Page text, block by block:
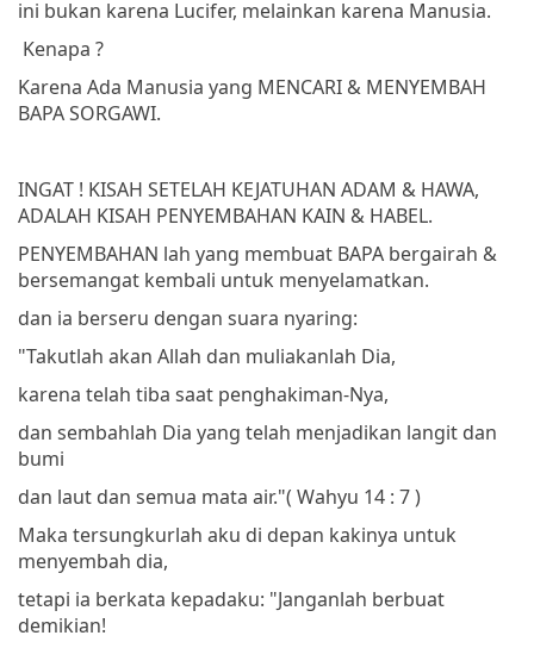
ini bukan karena Lucifer, melainkan karena Manusia.
Kenapa ?
Karena Ada Manusia yang MENCARI & MENYEMBAH
BAPA SORGAWI.
INGAT ! KISAH SETELAH KEJATUHAN ADAM & HAWA,
ADALAH KISAH PENYEMBAHAN KAIN & HABEL.
PENYEMBAHAN lah yang membuat BAPA bergairah &
bersemangat kembali untuk menyelamatkan.
dan ia berseru dengan suara nyaring:
"Takutlah akan Allah dan muliakanlah Dia,
karena telah tiba saat penghakiman-Nya,
dan sembahlah Dia yang telah menjadikan langit dan
bumi
dan laut dan semua mata air."( Wahyu 14 : 7 )
Maka tersungkurlah aku di depan kakinya untuk
menyembah dia,
tetapi ia berkata kepadaku: "Janganlah berbuat
demikian!